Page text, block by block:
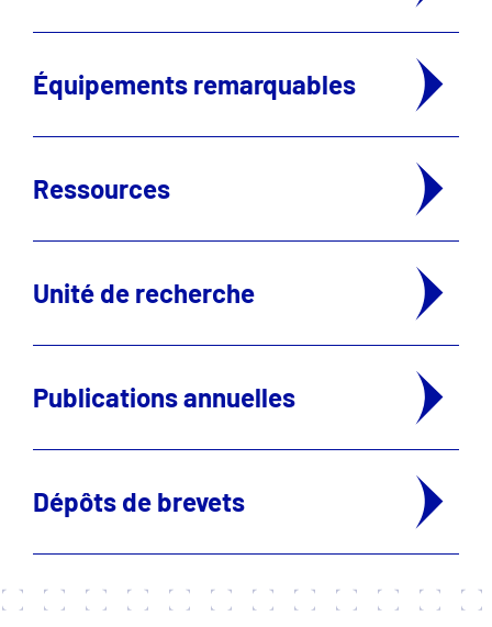
Équipements remarquables
Ressources
Unité de recherche
Publications annuelles
Dépôts de brevets